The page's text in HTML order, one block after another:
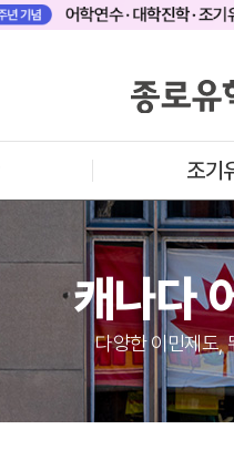
조기
캐나다
프로모션
아일랜드
아일랜드 어학연
과정소개
프로그램
프로모션
어학연수 정보
미국
캐나다
영국
호주
캐나다
다양한 이민제도,